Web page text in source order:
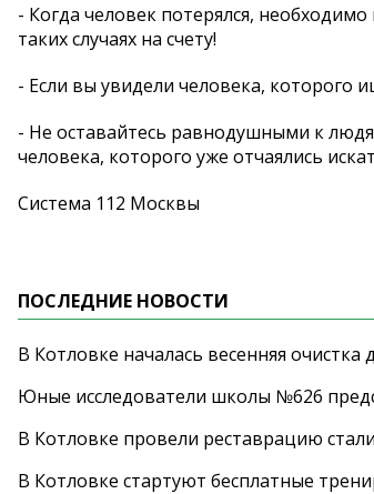
- Когда человек потерялся,
таких случаях на счету!
- Если вы увидели человека, которого
- Не оставайтесь равнодушными к
человека, которого уже отчаялись
Система 112 Москвы
ПОСЛЕДНИЕ НОВОСТИ
В Котловке началась весенняя
Юные исследователи школы №626
В Котловке провели реставрацию
В Котловке стартуют бесплатные